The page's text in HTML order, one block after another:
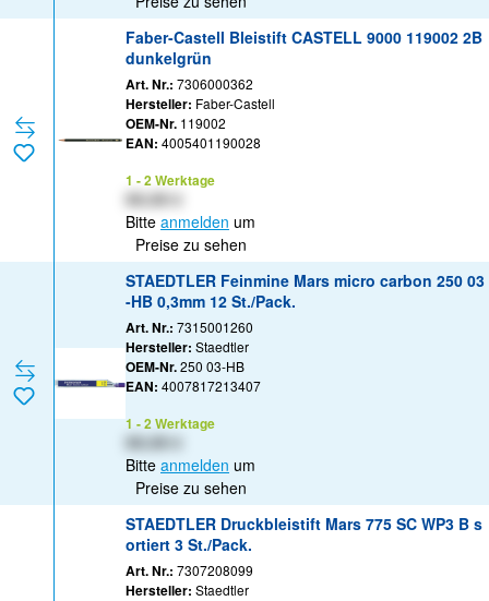
Faber-Castell Bleistift CASTELL 9000 119002 2B
dunkelgrün
Art. Nr.: 7306000362
Hersteller: Faber-Castell
OEM-Nr. 119002
EAN: 4005401190028
1 - 2 Werktage
Bitte anmelden um
Preise zu sehen
STAEDTLER Feinmine Mars micro carbon 250 03
-HB 0,3mm 12 St./Pack.
Art. Nr.: 7315001260
Hersteller: Staedtler
OEM-Nr.250 03-HB
EAN: 4007817213407
1 - 2 Werktage
Bitte anmelden um
Preise zu sehen
STAEDTLER Druckbleistift Mars 775 SC WP3 B s
ortiert 3 St./Pack.
Art. Nr.: 7307208099
Hersteller: Staedtler